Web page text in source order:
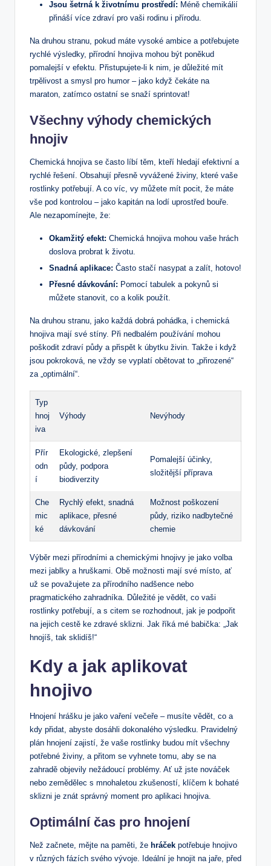
Jsou šetrná k životnímu prostředí: Méně chemikálií
přináší více zdraví pro vaši rodinu i přírodu.
Na druhou stranu, pokud máte vysoké ambice a potřebujete
rychlé výsledky, přírodní hnojiva mohou být poněkud
pomalejší v efektu. Přistupujete-li k nim, je důležité mít
trpělivost a smysl pro humor – jako když čekáte na
maraton, zatímco ostatní se snaží sprintovat!
Všechny výhody chemických
hnojiv
Chemická hnojiva se často líbí těm, kteří hledají efektivní a
rychlé řešení. Obsahují přesně vyvážené živiny, které vaše
rostlinky potřebují. A co víc, vy můžete mít pocit, že máte
vše pod kontrolou – jako kapitán na lodí uprostřed bouře.
Ale nezapomínejte, že:
Okamžitý efekt: Chemická hnojiva mohou vaše hrách
doslova probrat k životu.
Snadná aplikace: Často stačí nasypat a zalít, hotovo!
Přesné dávkování: Pomocí tabulek a pokynů si
můžete stanovit, co a kolik použít.
Na druhou stranu, jako každá dobrá pohádka, i chemická
hnojiva mají své stíny. Při nedbalém používání mohou
poškodit zdraví půdy a přispět k úbytku živin. Takže i když
jsou pokroková, ne vždy se vyplatí obětovat to „přirozené“
za „optimální“.
Typ
hnoj
iva
Výhody Nevýhody
Přír
odn
í
Ekologické, zlepšení
půdy, podpora
biodiverzity
Pomalejší účinky,
složitější příprava
Che
mic
ké
Rychlý efekt, snadná
aplikace, přesné
dávkování
Možnost poškození
půdy, riziko nadbytečné
chemie
Výběr mezi přírodními a chemickými hnojivy je jako volba
mezi jablky a hruškami. Obě možnosti mají své místo, ať
už se považujete za přírodního nadšence nebo
pragmatického zahradníka. Důležité je vědět, co vaši
rostlinky potřebují, a s citem se rozhodnout, jak je podpořit
na jejich cestě ke zdravé sklizni. Jak říká mé babička: „Jak
hnojíš, tak sklidíš!“
Kdy a jak aplikovat
hnojivo
Hnojení hrášku je jako vaření večeře – musíte vědět, co a
kdy přidat, abyste dosáhli dokonalého výsledku. Pravidelný
plán hnojení zajistí, že vaše rostlinky budou mít všechny
potřebné živiny, a přitom se vyhnete tomu, aby se na
zahradě objevily nežádoucí problémy. Ať už jste nováček
nebo zemědělec s mnohaletou zkušeností, klíčem k bohaté
sklizni je znát správný moment pro aplikaci hnojiva.
Optimální čas pro hnojení
Než začnete, mějte na paměti, že hráček potřebuje hnojivo
v různých fázích svého vývoje. Ideální je hnojit na jaře, před